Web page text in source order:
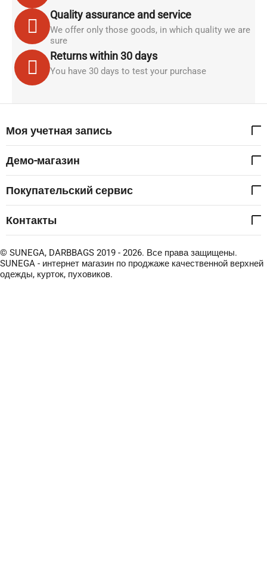
Quality assurance and service
We offer only those goods, in which quality we are
sure
Returns within 30 days
You have 30 days to test your purchase
Моя учетная запись
Демо-магазин
Покупательский сервис
Контакты
© SUNEGA, DARBBAGS 2019 - 2026. Все права защищены.
SUNEGA - интернет магазин по проджаже качественной верхней
одежды, курток, пуховиков.